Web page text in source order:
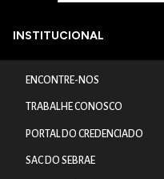
INSTITUCIONAL
ENCONTRE-NOS
TRABALHE CONOSCO
PORTAL DO CREDENCIADO
SAC DO SEBRAE